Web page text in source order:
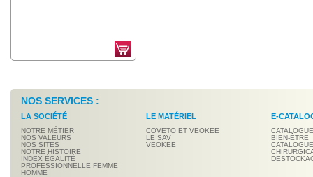
NOS SERVICES :
LA SOCIÉTÉ
NOTRE MÉTIER
NOS VALEURS
NOS SITES
NOTRE HISTOIRE
INDEX ÉGALITÉ
PROFESSIONNELLE FEMME
HOMME
LE MATÉRIEL
COVETO ET VEOKEE
LE SAV
VEOKEE
E-
BIEN-ÊTRE